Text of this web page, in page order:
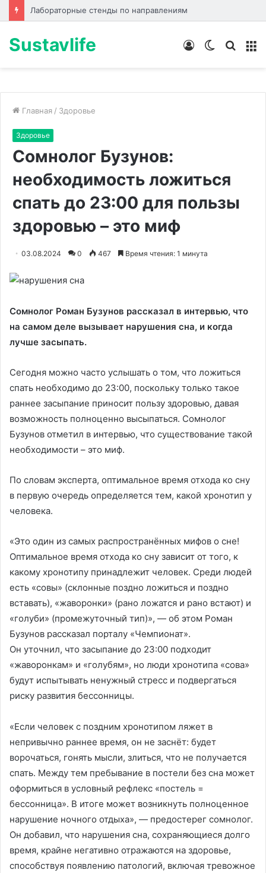
Лабораторные стенды по направлениям
Sustavlife
Switch
Войти
Главная / Здоровье
Здоровье
Сомнолог Бузунов:
необходимость ложиться
спать до 23:00 для пользы
здоровью – это миф
03.08.2024 0 467 Время чтения: 1 минута
Сомнолог Роман Бузунов рассказал в интервью, что
на самом деле вызывает нарушения сна, и когда
лучше засыпать.
Сегодня можно часто услышать о том, что ложиться
спать необходимо до 23:00, поскольку только такое
раннее засыпание приносит пользу здоровью, давая
возможность полноценно высыпаться. Сомнолог
Бузунов отметил в интервью, что существование такой
необходимости – это миф.
По словам эксперта, оптимальное время отхода ко сну
в первую очередь определяется тем, какой хронотип у
человека.
«Это один из самых распространённых мифов о сне!
Оптимальное время отхода ко сну зависит от того, к
какому хронотипу принадлежит человек. Среди людей
есть «совы» (склонные поздно ложиться и поздно
вставать), «жаворонки» (рано ложатся и рано встают) и
«голуби» (промежуточный тип)», — об этом Роман
Бузунов рассказал порталу «Чемпионат».
Он уточнил, что засыпание до 23:00 подходит
«жаворонкам» и «голубям», но люди хронотипа «сова»
будут испытывать ненужный стресс и подвергаться
риску развития бессонницы.
«Если человек с поздним хронотипом ляжет в
непривычно раннее время, он не заснёт: будет
ворочаться, гонять мысли, злиться, что не получается
спать. Между тем пребывание в постели без сна может
оформиться в условный рефлекс «постель =
бессонница». В итоге может возникнуть полноценное
нарушение ночного отдыха», — предостерег сомнолог.
Он добавил, что нарушения сна, сохраняющиеся долго
время, крайне негативно отражаются на здоровье,
способствуя появлению патологий, включая тревожное